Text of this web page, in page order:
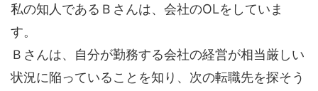
私の知人であるＢさんは、会社のOLをしていま
す。
Ｂさんは、自分が勤務する会社の経営が相当厳しい
状況に陥っていることを知り、次の転職先を探そう